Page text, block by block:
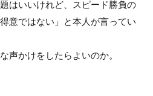
はいいけれど、スピード勝負の
意ではない」と本人が言ってい
声かけをしたらよいのか。